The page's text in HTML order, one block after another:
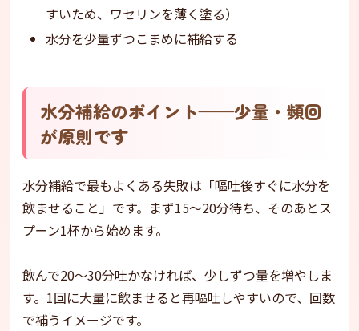
すいため、ワセリンを薄く塗る）
水分を少量ずつこまめに補給する
水分補給のポイント——少量・頻回
が原則です
水分補給で最もよくある失敗は「嘔吐後すぐに水分を
飲ませること」です。まず15〜20分待ち、そのあとス
プーン1杯から始めます。
飲んで20〜30分吐かなければ、少しずつ量を増やしま
す。1回に大量に飲ませると再嘔吐しやすいので、回数
で補うイメージです。